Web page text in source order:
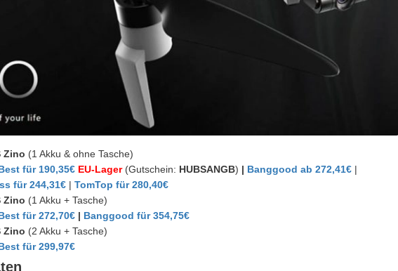
Zino (1 Akku & ohne Tasche)
für 190,35€ EU-Lager(Gutschein: HUBSANGB) | Banggood ab 272,41€ |
für 244,31€ | TomTop für 280,40€
Zino (1 Akku + Tasche)
für 272,70€ | Banggood für 354,75€
Zino (2 Akku + Tasche)
für 299,97€